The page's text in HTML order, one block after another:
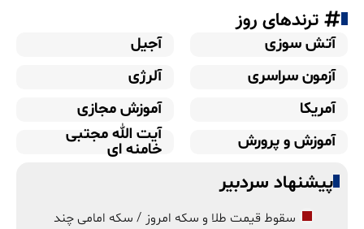
ترندهای روز
آتش سوزی
آجیل
آزمون سراسری
آلرژی
آمریکا
آموزش مجازی
آموزش و پرورش
آیت الله مجتبی
خامنه ای
پیشنهاد سردبیر
سقوط قیمت طلا و سکه امروز / سکه امامی چند